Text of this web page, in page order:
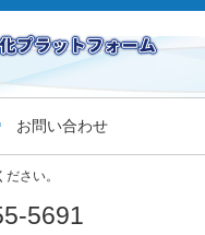
お問い合わせ
さい。
5691